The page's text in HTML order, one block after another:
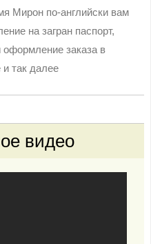
Мирон по-английски вам
на загран паспорт,
оформление заказа в
и так далее
видео